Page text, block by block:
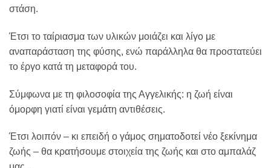
στάση.
Έτσι το ταίριασμα των υλικών μοιάζει και λίγο με
αναπαράσταση της φύσης, ενώ παράλληλα θα προστατεύει
το έργο κατά τη μεταφορά του.
Σύμφωνα με τη φιλοσοφία της Αγγελικής: η ζωή είναι
όμορφη γιατί είναι γεμάτη αντιθέσεις.
Έτσι λοιπόν – κι επειδή ο γάμος σηματοδοτεί νέο ξεκίνημα
ζωής – θα κρατήσουμε στοιχεία της ζωής και στο αμπαλάζ